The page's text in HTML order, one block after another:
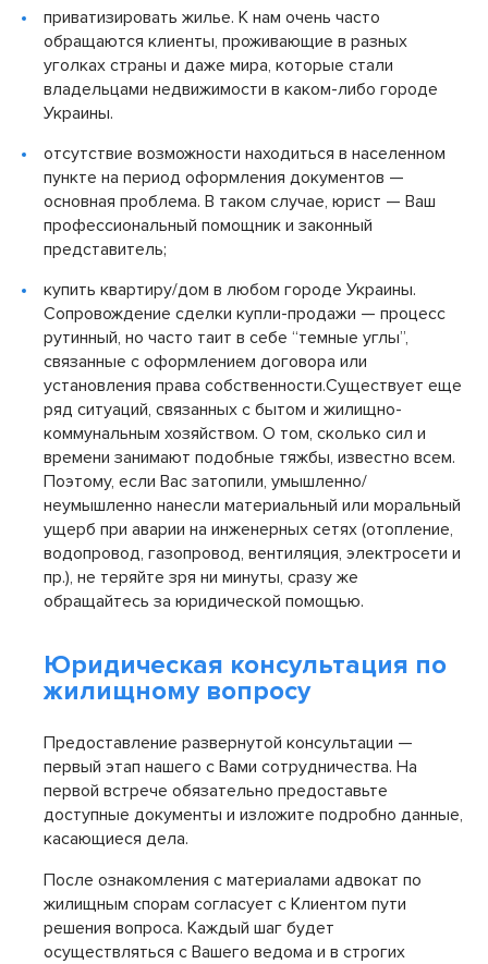
приватизировать жилье. К нам очень часто
обращаются клиенты, проживающие в разных
уголках страны и даже мира, которые стали
владельцами недвижимости в каком-либо городе
Украины.
отсутствие возможности находиться в населенном
пункте на период оформления документов —
основная проблема. В таком случае, юрист — Ваш
профессиональный помощник и законный
представитель;
купить квартиру/дом в любом городе Украины.
Сопровождение сделки купли-продажи — процесс
рутинный, но часто таит в себе “темные углы”,
связанные с оформлением договора или
установления права собственности.Существует еще
ряд ситуаций, связанных с бытом и жилищно-
коммунальным хозяйством. О том, сколько сил и
времени занимают подобные тяжбы, известно всем.
Поэтому, если Вас затопили, умышленно/
неумышленно нанесли материальный или моральный
ущерб при аварии на инженерных сетях (отопление,
водопровод, газопровод, вентиляция, электросети и
пр.), не теряйте зря ни минуты, сразу же
обращайтесь за юридической помощью.
Юридическая консультация по
жилищному вопросу
Предоставление развернутой консультации —
первый этап нашего с Вами сотрудничества. На
первой встрече обязательно предоставьте
доступные документы и изложите подробно данные,
касающиеся дела.
После ознакомления с материалами адвокат по
жилищным спорам согласует с Клиентом пути
решения вопроса. Каждый шаг будет
осуществляться с Вашего ведома и в строгих